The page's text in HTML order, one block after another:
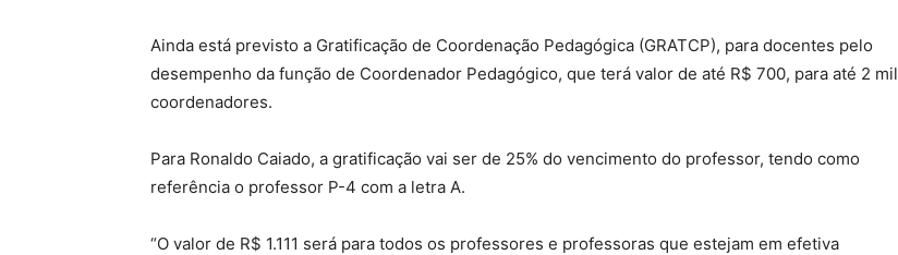
Ainda está previsto a Gratificação de Coordenação Pedagógica (GRATCP), para docentes pelo
desempenho da função de Coordenador Pedagógico, que terá valor de até R$ 700, para até 2 mil
coordenadores.
Para Ronaldo Caiado, a gratificação vai ser de 25% do vencimento do professor, tendo como
referência o professor P-4 com a letra A.
“O valor de R$ 1.111 será para todos os professores e professoras que estejam em efetiva